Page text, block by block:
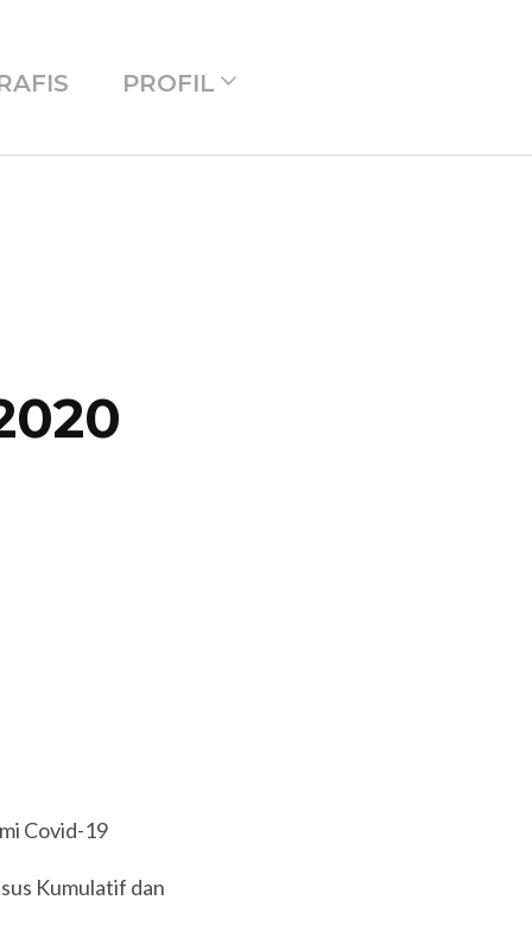
PROFIL
Covid-19
Kumulatif dan